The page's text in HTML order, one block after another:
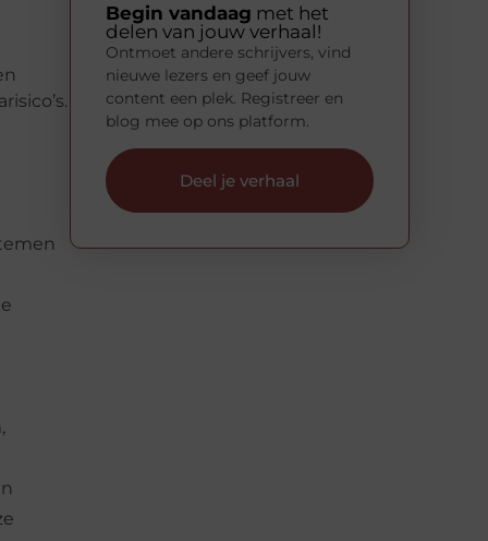
Begin vandaag met het
delen van jouw verhaal!
Ontmoet andere schrijvers, vind
nieuwe lezers en geef jouw
content een plek. Registreer en
blog mee op ons platform.
Deel je verhaal